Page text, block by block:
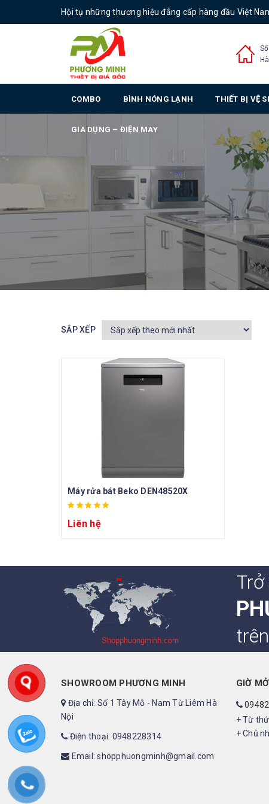
Hội tụ những thương hiệu đẳng cấp hàng đầu Việt
COMBO BÌNH NÓNG LẠNH THIẾT BỊ VỆ
GIA DỤNG – ĐIỆN MÁY
SẮP XẾP
Máy rửa bát Beko DEN48520X
Liên hệ
SHOWROOM PHƯƠNG MINH
Địa chỉ: Số 1 Tây Mỗ - Nam Từ Liêm Hà
Nội
Điện thoại: 0948228314
Email: shopphuongminh@gmail.com
GIỜ
+ Từ
+ Chủ